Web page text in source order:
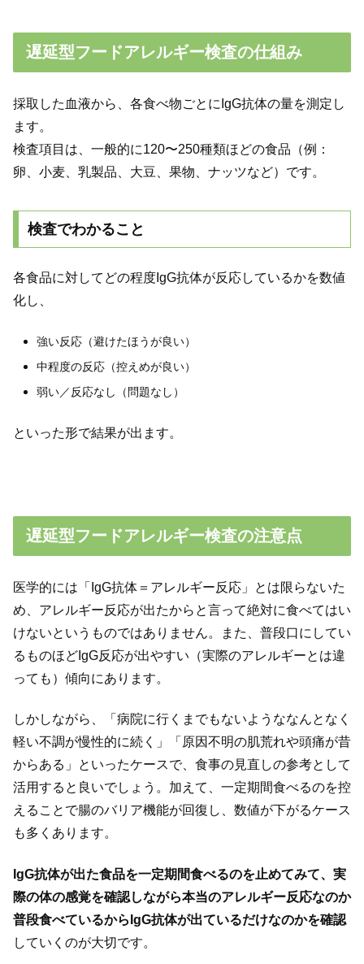
遅延型フードアレルギー検査の仕組み
採取した血液から、各食べ物ごとにIgG抗体の量を測定し
ます。
検査項目は、一般的に120〜250種類ほどの食品（例：
卵、小麦、乳製品、大豆、果物、ナッツなど）です。
検査でわかること
各食品に対してどの程度IgG抗体が反応しているかを数値
化し、
強い反応（避けたほうが良い）
中程度の反応（控えめが良い）
弱い／反応なし（問題なし）
といった形で結果が出ます。
遅延型フードアレルギー検査の注意点
医学的には「IgG抗体＝アレルギー反応」とは限らないた
め、アレルギー反応が出たからと言って絶対に食べてはい
けないというものではありません。また、普段口にしてい
るものほどIgG反応が出やすい（実際のアレルギーとは違
っても）傾向にあります。
しかしながら、「病院に行くまでもないようななんとなく
軽い不調が慢性的に続く」「原因不明の肌荒れや頭痛が昔
からある」といったケースで、食事の見直しの参考として
活用すると良いでしょう。加えて、一定期間食べるのを控
えることで腸のバリア機能が回復し、数値が下がるケース
も多くあります。
IgG抗体が出た食品を一定期間食べるのを止めてみて、実
際の体の感覚を確認しながら本当のアレルギー反応なのか
普段食べているからIgG抗体が出ているだけなのかを確認
していくのが大切です。